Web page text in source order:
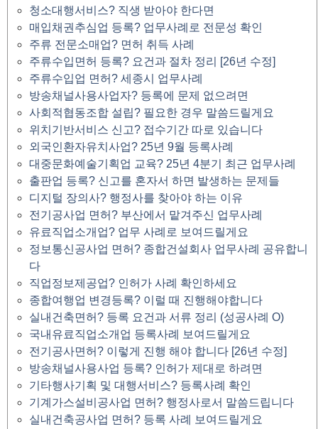
청소대행서비스? 직생 받아야 한다면
매입채권추심업 등록? 업무사례로 전문성 확인
주류 전문소매업? 면허 취득 사례
주류수입면허 등록? 요건과 절차 정리 [26년 수정]
주류수입업 면허? 세종시 업무사례
방송채널사용사업자? 등록에 문제 없으려면
사회적협동조합 설립? 필요한 경우 말씀드릴게요
위치기반서비스 신고? 접수기간 따로 있습니다
외국인환자유치사업? 25년 9월 등록사례
대중문화예술기획업 교육? 25년 4분기 최근 업무사례
출판업 등록? 신고를 혼자서 하면 발생하는 문제들
디지털 장의사? 행정사를 찾아야 하는 이유
전기공사업 면허? 부산에서 맡겨주신 업무사례
유료직업소개업? 업무 사례로 보여드릴게요
정보통신공사업 면허? 종합건설회사 업무사례 공유합니
다
직업정보제공업? 인허가 사례 확인하세요
종합여행업 변경등록? 이럴 때 진행해야합니다
실내건축면허? 등록 요건과 서류 정리 (성공사례 O)
국내유료직업소개업 등록사례 보여드릴게요
전기공사면허? 이렇게 진행 해야 합니다 [26년 수정]
방송채널사용사업 등록? 인허가 제대로 하려면
기타행사기획 및 대행서비스? 등록사례 확인
기계가스설비공사업 면허? 행정사로서 말씀드립니다
실내건축공사업 면허? 등록 사례 보여드릴게요